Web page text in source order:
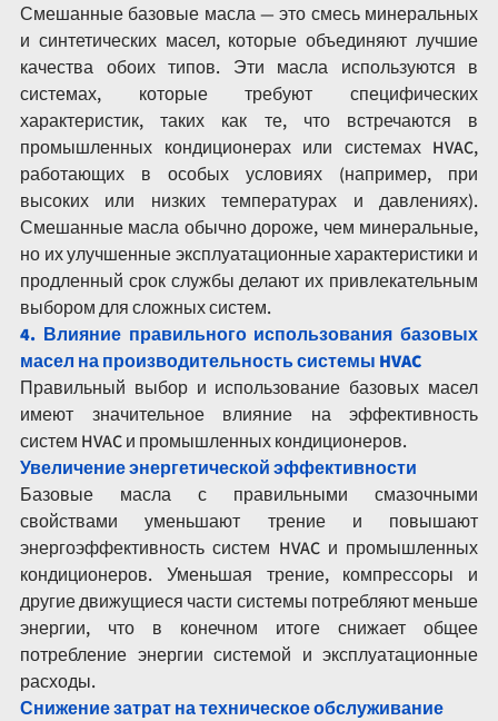
Смешанные базовые масла — это смесь минеральных
и синтетических масел, которые объединяют лучшие
качества обоих типов. Эти масла используются в
системах, которые требуют специфических
характеристик, таких как те, что встречаются в
промышленных кондиционерах или системах HVAC,
работающих в особых условиях (например, при
высоких или низких температурах и давлениях).
Смешанные масла обычно дороже, чем минеральные,
но их улучшенные эксплуатационные характеристики и
продленный срок службы делают их привлекательным
выбором для сложных систем.
4. Влияние правильного использования базовых
масел на производительность системы HVAC
Правильный выбор и использование базовых масел
имеют значительное влияние на эффективность
систем HVAC и промышленных кондиционеров.
Увеличение энергетической эффективности
Базовые масла с правильными смазочными
свойствами уменьшают трение и повышают
энергоэффективность систем HVAC и промышленных
кондиционеров. Уменьшая трение, компрессоры и
другие движущиеся части системы потребляют меньше
энергии, что в конечном итоге снижает общее
потребление энергии системой и эксплуатационные
расходы.
Снижение затрат на техническое обслуживание